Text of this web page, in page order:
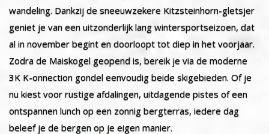
wandeling. Dankzij de sneeuwzekere Kitzsteinhorn-gletsjer
geniet je van een uitzonderlijk lang wintersportseizoen, dat
al in november begint en doorloopt tot diep in het voorjaar.
Zodra de Maiskogel geopend is, bereik je via de moderne
3K K-onnection gondel eenvoudig beide skigebieden. Of je
nu kiest voor rustige afdalingen, uitdagende pistes of een
ontspannen lunch op een zonnig bergterras, iedere dag
beleef je de bergen op je eigen manier.